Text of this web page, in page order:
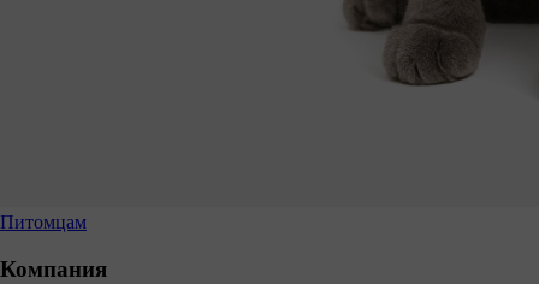
Питомцам
Компания